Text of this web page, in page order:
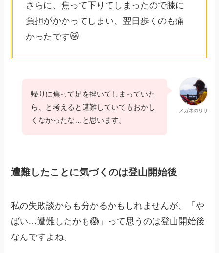
さらに、焦って下りてしまったので膝に
負担がかかってしまい、翌日歩くのも痛
かったです😿
メガネのリサ
帰りに焦って足を挫いてしまっていた
ら、と考えると遭難していてもおかし
くなかったな…と思います。
遭難したことに気づくのは登山開始後
私の失敗談からも分かるかもしれませんが、「や
ばい…遭難したかも😱」って思うのは登山開始後
なんですよね。